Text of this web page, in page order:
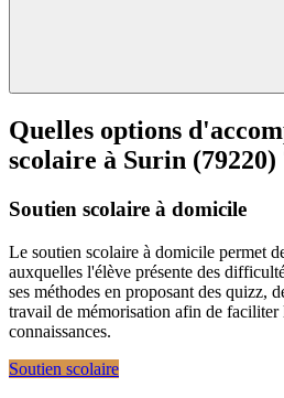
Quelles options
scolaire à Surin (79220)
Soutien scolaire à domicile
Le soutien scolaire à domicile permet
auxquelles l'élève présente des
ses méthodes en proposant des quizz,
travail de mémorisation afin de
connaissances.
Soutien scolaire